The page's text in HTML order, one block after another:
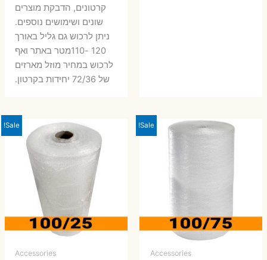
קרטונים, הדבקת מוצרים
שונים ושימושים נוספים.
ניתן לרכוש גם גליל באורך
120 -110מטר באתר ואף
לרכוש במחיר מוזל מארזים
של 72/36 יחידות בקרטון.
Sale!
Accessories
Sale!
Accessories